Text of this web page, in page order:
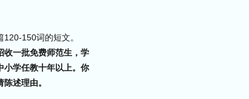
150词的短文。
收一批免费师范生，学
小学任教十年以上。你
述理由。